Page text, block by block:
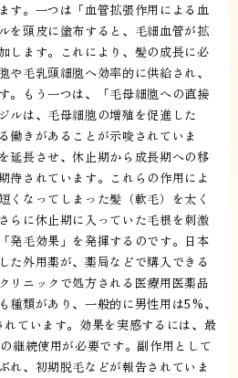
す。一つは「血管拡張作用による血
を頭皮に塗布すると、毛細血管が拡
します。これにより、髪の成長に必
や毛乳頭細胞へ効率的に供給され、
。もう一つは、「毛母細胞への直接
ルは、毛母細胞の増殖を促進した
働きがあることが示唆されていま
延長させ、休止期から成長期への移
待されています。これらの作用によ
くなってしまった髪（軟毛）を太く
らに休止期に入っていた毛根を刺激
発毛効果」を発揮するのです。日本
た外用薬が、薬局などで購入できる
リニックで処方される医療用医薬品
種類があり、一般的に男性用は5%、
ています。効果を実感するには、最
継続使用が必要です。副作用として
れ、初期脱毛などが報告されていま